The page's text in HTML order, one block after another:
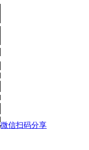
微信扫码分享